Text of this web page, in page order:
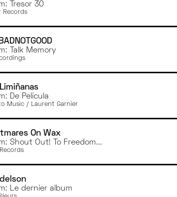
MONTPELLIER
Tresor 30
Records
Talk Memory
Limiñanas
De Película
Music / Laurent Garnier
On Wax
Shout Out! To Freedom...
Le dernier album